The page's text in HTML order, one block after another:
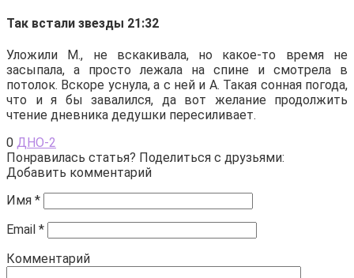
Так встали звезды 21:32
Уложили М., не вскакивала, но какое-то время не
засыпала, а просто лежала на спине и смотрела в
потолок. Вскоре уснула, а с ней и А. Такая сонная погода,
что и я бы завалился, да вот желание продолжить
чтение дневника дедушки пересиливает.
0 ДНО-2
Понравилась статья? Поделиться с друзьями:
Добавить комментарий
Имя *
Email *
Комментарий